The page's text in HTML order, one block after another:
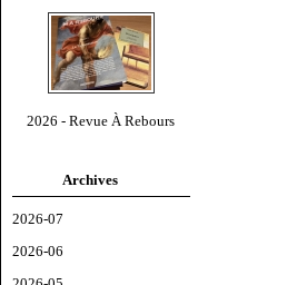
2026 - Revue À Rebours
Archives
2026-07
2026-06